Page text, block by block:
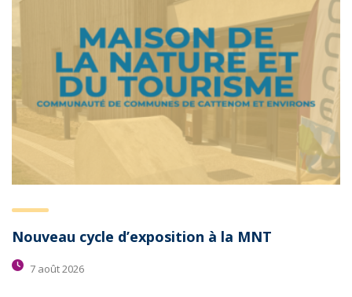
Nouveau cycle d’exposition à la MNT
7 août 2026